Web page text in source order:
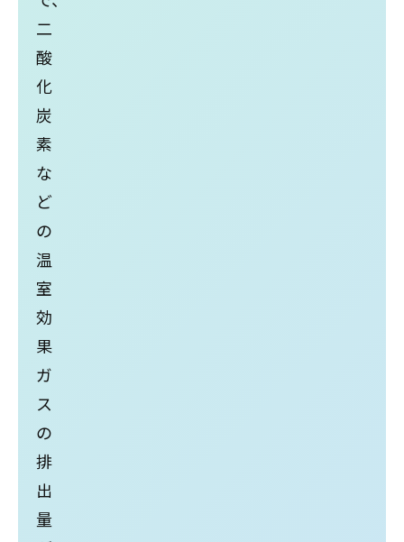
⼆
酸
化
炭
素
な
ど
の
温
室
効
果
ガ
ス
の
排
出
量